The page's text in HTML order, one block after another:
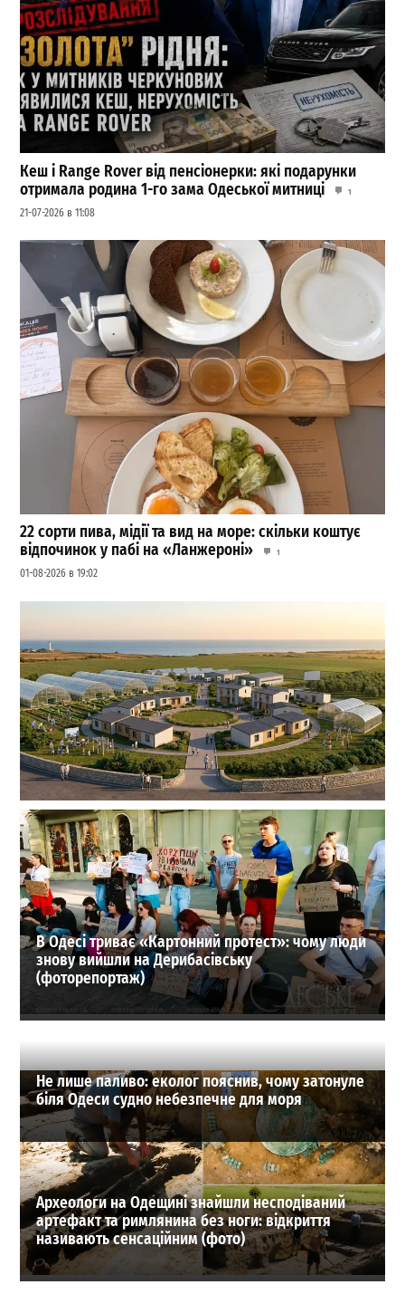
Кеш і Range Rover від пенсіонерки: які подарунки
отримала родина 1-го зама Одеської митниці
1
21-07-2026 в 11:08
22 сорти пива, мідії та вид на море: скільки коштує
відпочинок у пабі на «Ланжероні»
1
01-08-2026 в 19:02
На Одещині хочуть створити нове містечко для
переселенців: що там буде
1
27-07-2026 в 19:31
ВИБІР РЕДАКЦІЇ
В Одесі триває «Картонний протест»: чому люди
знову вийшли на Дерибасівську
(фоторепортаж)
Не лише паливо: еколог пояснив, чому затонуле
біля Одеси судно небезпечне для моря
Археологи на Одещині знайшли несподіваний
артефакт та римлянина без ноги: відкриття
називають сенсаційним (фото)